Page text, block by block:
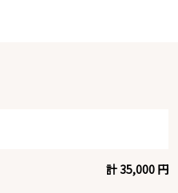
計 35,000 円